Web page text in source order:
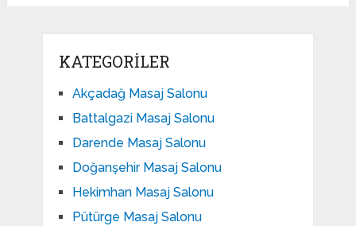
KATEGORILER
Akçadağ Masaj Salonu
Battalgazi Masaj Salonu
Darende Masaj Salonu
Doğanşehir Masaj Salonu
Hekimhan Masaj Salonu
Pütürge Masaj Salonu